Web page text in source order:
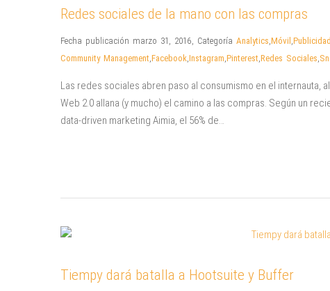
Redes sociales de la mano con las compras
Fecha publicación marzo 31, 2016, Categoría Analytics,Móvil ,
Community Management,Facebook,Instagram,Pinterest,Redes Sociales,
Las redes sociales abren paso al consumismo en el internauta,
Web 2.0 allana (y mucho) el camino a las compras. Según un
data-driven marketing Aimia, el 56% de…
Tiempy dará batalla a Hootsuite y Buffer